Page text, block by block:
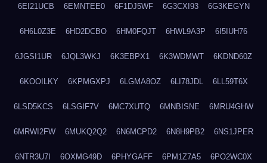
6EI21UCB 6EMNTEE0 6F1DJ5WF 6G3CXI93 6G3KEGYN
6H6L0Z3E 6HD2DCBO 6HM0FQJT 6HWL9A3P 6I5IUH76
6JGSI1UR 6JQL3WKJ 6K3EBPX1 6K3WDMWT 6KDND60Z
6KOOILKY 6KPMGXPJ 6LGMA8OZ 6LI78JDL 6LL59T6X
6LSD5KCS 6LSGIF7V 6MC7XUTQ 6MNBISNE 6MRU4GHW
6MRWI2FW 6MUKQ2Q2 6N6MCPD2 6N8H9PB2 6NS1JPER
6NTR3U7I 6OXMG49D 6PHYGAFF 6PM1Z7A5 6PO2WC0X